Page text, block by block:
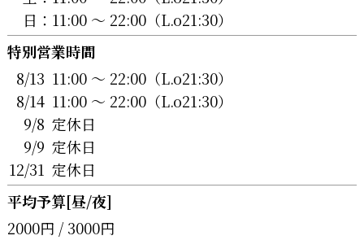
日： 11:00 〜 22:00（L.o21:30）
特別営業時間
8/13 11:00 〜 22:00（L.o21:30）
8/14 11:00 〜 22:00（L.o21:30）
9/8 定休日
9/9 定休日
12/31 定休日
平均予算[昼/夜]
2000円 / 3000円